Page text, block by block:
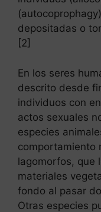
depositadas o
[2]
En los seres
descrito desde
individuos con
actos sexuales
especies
comportamiento
lagomorfos, que
materiales
fondo al pasar
Otras especies